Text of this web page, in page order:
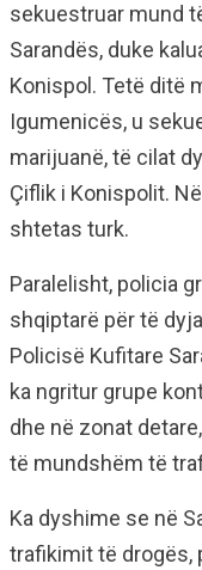
sekuestruar mund
Sarandës, duke
Konispol. Tetë ditë
Igumenicës, u
marijuanë, të cilat
Çiflik i Konispolit.
shtetas turk.
Paralelisht, policia
shqiptarë për të
Policisë Kufitare
ka ngritur grupe
dhe në zonat
të mundshëm të
Ka dyshime se në
trafikimit të drogës,